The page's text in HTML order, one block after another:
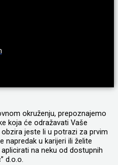
okruženju, prepoznajemo
koja će odražavati Vaše
jeste li u potrazi za prvim
napredak u karijeri ili želite
na neku od dostupnih
d.o.o.